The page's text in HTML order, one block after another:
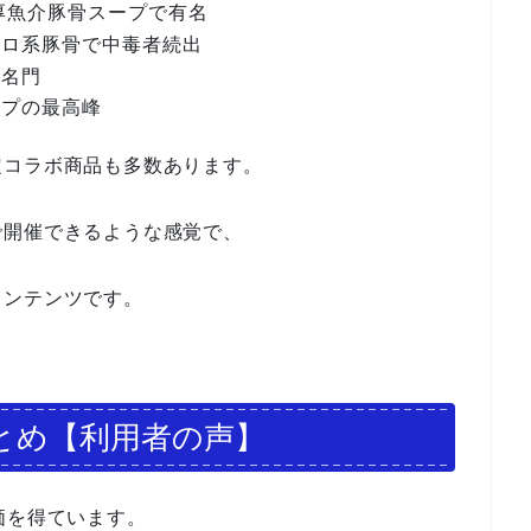
介豚骨スープで有名
系豚骨で中毒者続出
門
の最高峰
ラボ商品も多数あります。
催できるような感覚で、
テンツです。
【利用者の声】
得ています。